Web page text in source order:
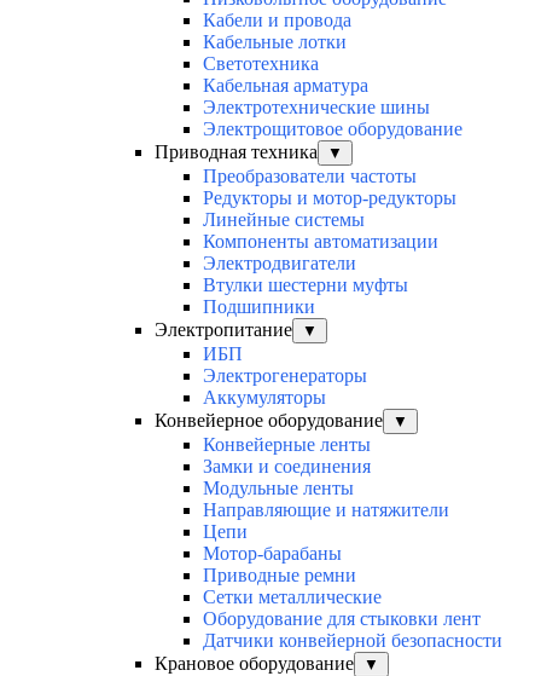
Кабели и провода
Кабельные лотки
Светотехника
Кабельная арматура
Электротехнические шины
Электрощитовое оборудование
Приводная техника
▼
Преобразователи частоты
Редукторы и мотор-редукторы
Линейные системы
Компоненты автоматизации
Электродвигатели
Втулки шестерни муфты
Подшипники
Электропитание
▼
ИБП
Электрогенераторы
Аккумуляторы
Конвейерное оборудование
▼
Конвейерные ленты
Замки и соединения
Модульные ленты
Направляющие и натяжители
Цепи
Мотор-барабаны
Приводные ремни
Сетки металлические
Оборудование для стыковки лент
Датчики конвейерной безопасности
Крановое оборудование
▼